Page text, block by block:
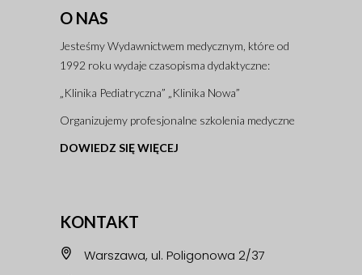
O NAS
Jesteśmy Wydawnictwem medycznym, które od
1992 roku wydaje czasopisma dydaktyczne:
„Klinika Pediatryczna” „Klinika Nowa”
Organizujemy profesjonalne szkolenia medyczne
DOWIEDZ SIĘ WIĘCEJ
KONTAKT
Warszawa, ul. Poligonowa 2/37